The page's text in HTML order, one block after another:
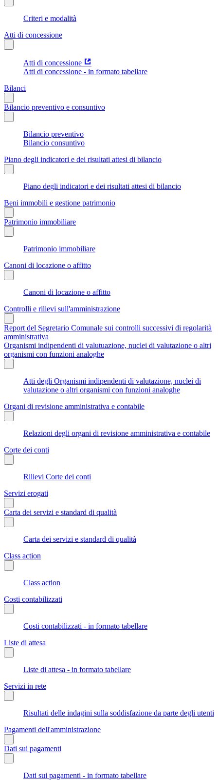
Criteri e modalità
Atti di concessione
Atti di concessione
Atti di concessione - in formato tabellare
Bilanci
Bilancio preventivo e consuntivo
Bilancio preventivo
Bilancio consuntivo
Piano degli indicatori e dei risultati attesi di bilancio
Piano degli indicatori e dei risultati attesi di bilancio
Beni immobili e gestione patrimonio
Patrimonio immobiliare
Patrimonio immobiliare
Canoni di locazione o affitto
Canoni di locazione o affitto
Controlli e rilievi sull'amministrazione
Report del Segretario Comunale sui controlli successivi di regolarità
amministrativa
Organismi indipendenti di valutuazione, nuclei di valutazione o altri
organismi con funzioni analoghe
Atti degli Organismi indipendenti di valutazione, nuclei di
valutazione o altri organismi con funzioni analoghe
Organi di revisione amministrativa e contabile
Relazioni degli organi di revisione amministrativa e contabile
Corte dei conti
Rilievi Corte dei conti
Servizi erogati
Carta dei servizi e standard di qualità
Carta dei servizi e standard di qualità
Class action
Class action
Costi contabilizzati
Costi contabilizzati - in formato tabellare
Liste di attesa
Liste di attesa - in formato tabellare
Servizi in rete
Risultati delle indagini sulla soddisfazione da parte degli utenti
Pagamenti dell'amministrazione
Dati sui pagamenti
Dati sui pagamenti - in formato tabellare